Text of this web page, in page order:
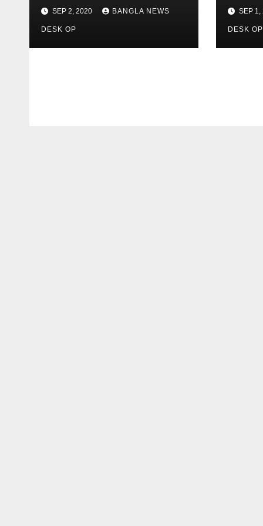
n
SEP 2, 2020 BANGLA NEWS
DESK OP
SEP 1,
DESK OP